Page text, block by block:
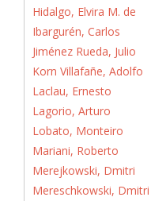
Hidalgo, Elvira M. de
Ibargurén, Carlos
Jiménez Rueda, Julio
Korn Villafañe, Adolfo
Laclau, Ernesto
Lagorio, Arturo
Lobato, Monteiro
Mariani, Roberto
Merejkowski, Dmitri
Mereschkowski,